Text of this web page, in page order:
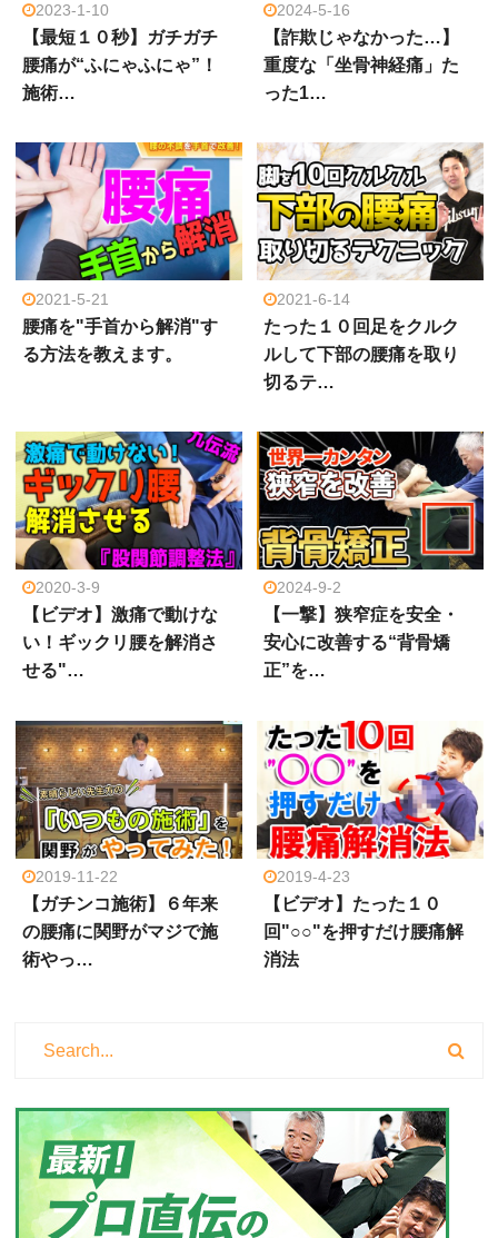
2023-1-10
【最短１０秒】ガチガチ
腰痛が“ふにゃふにゃ”！
施術…
2024-5-16
【詐欺じゃなかった…】
重度な「坐骨神経痛」た
った1…
2021-5-21
腰痛を"手首から解消"す
る方法を教えます。
2021-6-14
たった１０回足をクルク
ルして下部の腰痛を取り
切るテ…
2020-3-9
【ビデオ】激痛で動けな
い！ギックリ腰を解消さ
せる"…
2024-9-2
【一撃】狭窄症を安全・
安心に改善する“背骨矯
正”を…
2019-11-22
【ガチンコ施術】６年来
の腰痛に関野がマジで施
術やっ…
2019-4-23
【ビデオ】たった１０
回"○○"を押すだけ腰痛解
消法